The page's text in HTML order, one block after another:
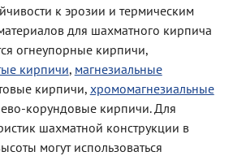
к эрозии и термическим
для шахматного кирпича
огнеупорные кирпичи,
кирпичи, магнезиальные
кирпичи, хромомагнезиальные
корундовые кирпичи. Для
шахматной конструкции в
могут использоваться